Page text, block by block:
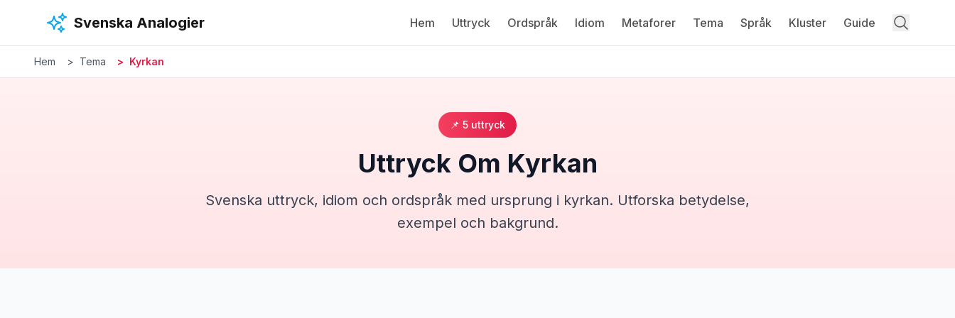
Svenska Analogier Hem Uttryck Ordspråk Idiom Metaforer Tema Språk Kluster Guide
Hem Tema Kyrkan
📌 5 uttryck
Uttryck Om Kyrkan
Svenska uttryck, idiom och ordspråk med ursprung i kyrkan. Utforska betydelse,
exempel och bakgrund.